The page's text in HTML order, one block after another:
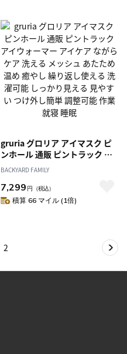
gruria グロリア アイマスク ピ
ンホール 通販 ピントラック ア
イウォーマー アイケア ながら
温め 癒やし 繰り返し使える 洗
濯可能 しっかり見える 見やす
BACKYARD FAMILY
7,299 円 （税込）
積算 66 マイル (1倍)
2